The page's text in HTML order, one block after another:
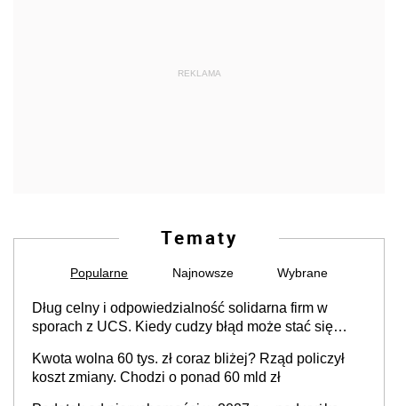
REKLAMA
Tematy
Popularne Najnowsze Wybrane
Dług celny i odpowiedzialność solidarna firm w
sporach z UCS. Kiedy cudzy błąd może stać się
Kwota wolna 60 tys. zł coraz bliżej? Rząd policzył
koszt zmiany. Chodzi o ponad 60 mld zł